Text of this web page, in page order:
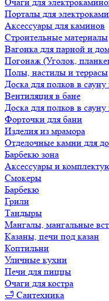
Порталы для
Аксессуары для каминов
Строительные материалы
Вагонка для парной и
Погонаж (Уголок,
Полы, настилы и террасы
Доска для полков в
Вентиляция в бане
Доска для полков в
Форточки для бани
Изделия из мрамора
Отделочные камни для
Барбекю зона
Аксессуары и
Смокеры
Барбекю
Грили
Тандыры
Мангалы, мангальные
Казаны, печи под казан
Коптильни
Уличные кухни
Печи для пиццы
Очаги для костра
🛁 Сантехника